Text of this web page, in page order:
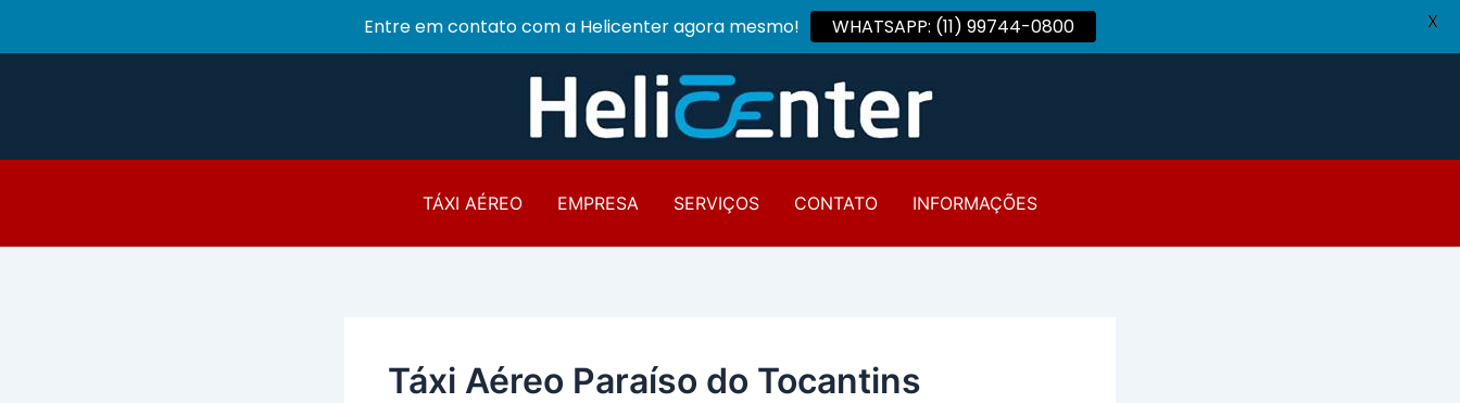
TÁXI AÉREO EMPRESA SERVIÇOS CONTATO INFORMAÇÕES
Táxi Aéreo Paraíso do Tocantins
Entre em contato com a Helicenter agora mesmo! WHATSAPP: (11) 99744-0800 X